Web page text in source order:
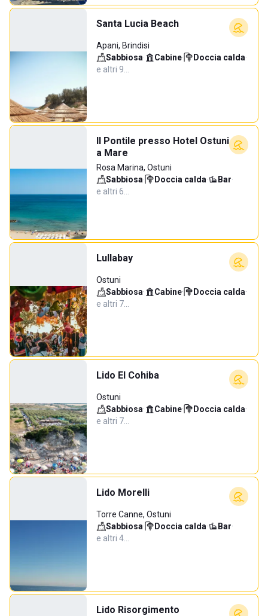
Santa Lucia Beach
Apani, Brindisi
Sabbiosa· Cabine· Doccia calda·
e altri 9…
Il Pontile presso Hotel Ostuni
a Mare
Rosa Marina, Ostuni
Sabbiosa· Doccia calda· Bar·
e altri 6…
Lullabay
Ostuni
Sabbiosa· Cabine· Doccia calda·
e altri 7…
Lido El Cohiba
Ostuni
Sabbiosa· Cabine· Doccia calda·
e altri 7…
Lido Morelli
Torre Canne, Ostuni
Sabbiosa· Doccia calda· Bar·
e altri 4…
Lido Risorgimento